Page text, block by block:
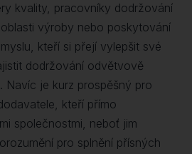
kvality, pracovníky dodržování
výroby nebo poskytování
kteří si přejí vylepšit své
dodržování odvětvově
Navíc je kurz prospěšný pro
kteří přímo
společnostmi, neboť jim
pro splnění přísných